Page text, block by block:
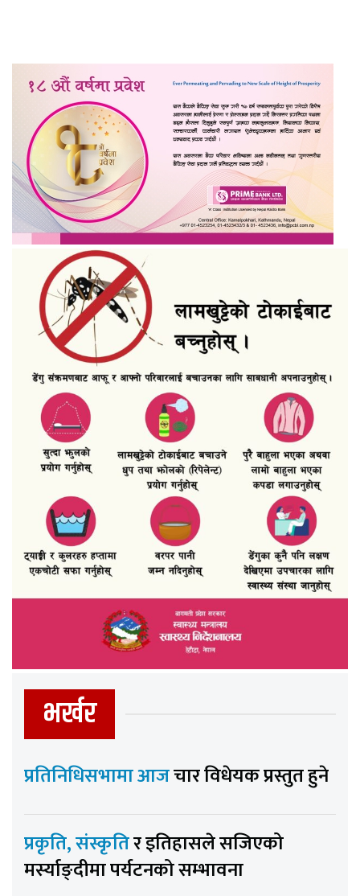
भर्खर
प्रतिनिधिसभामा आजचार विधेयक प्रस्तुत हुने
प्रकृति, संस्कृतिर इतिहासले सजिएको
मर्स्याङ्दीमा पर्यटनको सम्भावना